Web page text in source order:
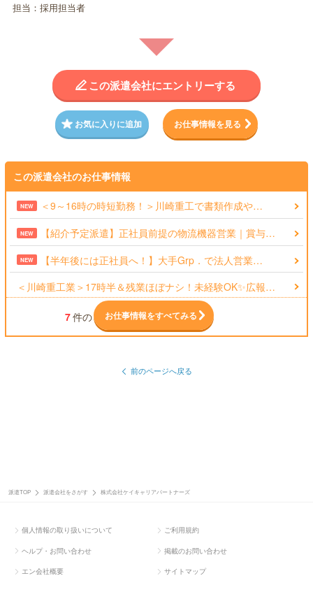
担当：採用担当者
この派遣会社にエントリーする
お気に入りに追加 お仕事情報を見る
この派遣会社のお仕事情報
NEW ＜9～16時の時短勤務！＞川崎重工で書類作成や…
NEW 【紹介予定派遣】正社員前提の物流機器営業｜賞与…
NEW
【半年後には正社員へ！】大手Grp．で法人営業…
＜川崎重工業＞17時半＆残業ほぼナシ！未経験OK✨広報…
7件の お仕事情報をすべてみる
前のページへ戻る
派遣TOP 派遣会社をさがす 株式会社ケイキャリアパートナーズ
個人情報の取り扱いについて ご利用規約
ヘルプ・お問い合わせ 掲載のお問い合わせ
エン会社概要 サイトマップ